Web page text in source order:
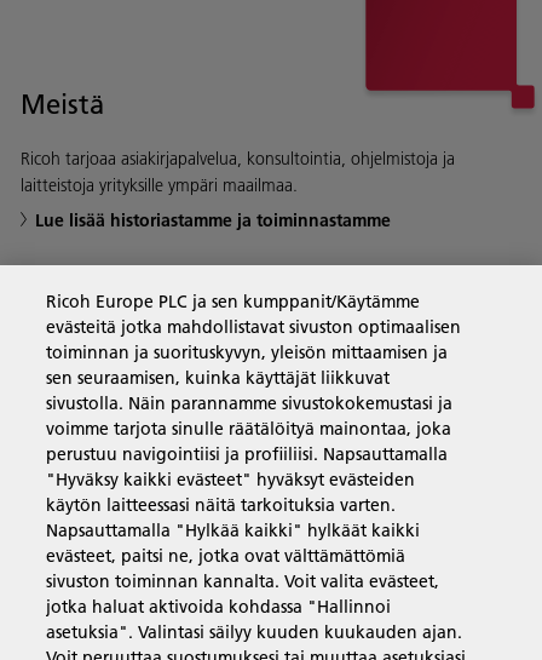
Meistä
Ricoh tarjoaa asiakirjapalvelua, konsultointia, ohjelmistoja ja
laitteistoja yrityksille ympäri maailmaa.
Lue lisää historiastamme ja toiminnastamme
Yritysratkaisut
Tuotteet ja palvelut
Tuki ja yhteystiedot
Resurssit
Ricoh Europe PLC ja sen kumppanit/Käytämme
evästeitä jotka mahdollistavat sivuston optimaalisen
toiminnan ja suorituskyvyn, yleisön mittaamisen ja
sen seuraamisen, kuinka käyttäjät liikkuvat
sivustolla. Näin parannamme sivustokokemustasi ja
voimme tarjota sinulle räätälöityä mainontaa, joka
perustuu navigointiisi ja profiiliisi. Napsauttamalla
"Hyväksy kaikki evästeet" hyväksyt evästeiden
käytön laitteessasi näitä tarkoituksia varten.
Napsauttamalla "Hylkää kaikki" hylkäät kaikki
evästeet, paitsi ne, jotka ovat välttämättömiä
sivuston toiminnan kannalta. Voit valita evästeet,
jotka haluat aktivoida kohdassa "Hallinnoi
asetuksia". Valintasi säilyy kuuden kuukauden ajan.